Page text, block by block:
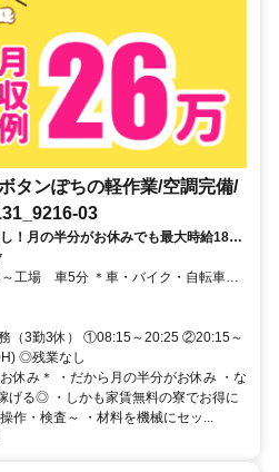
タンぽちの軽作業/空調完備/
03
！月の半分がお休みでも最大時給1813
で応募OK◎
（3勤3休） ①08:15～20:25 ②20:15～
◎残業なし
休み＊ ・だから月の半分がお休み ・な
げる◎ ・しかも家賃無料の寮でお得に
作・検査～ ・材料を機械にセッ...